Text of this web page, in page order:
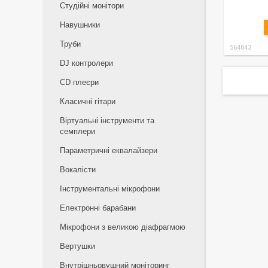
564043
Студійні монітори
Навушники
Труби
DJ контролери
CD плеєри
Класичні гітари
Віртуальні інструменти та
семплери
Параметричні еквалайзери
Вокалісти
Інструментальні мікрофони
Електронні барабани
Мікрофони з великою діафрагмою
Вертушки
Внутрішньовушний моніторинг